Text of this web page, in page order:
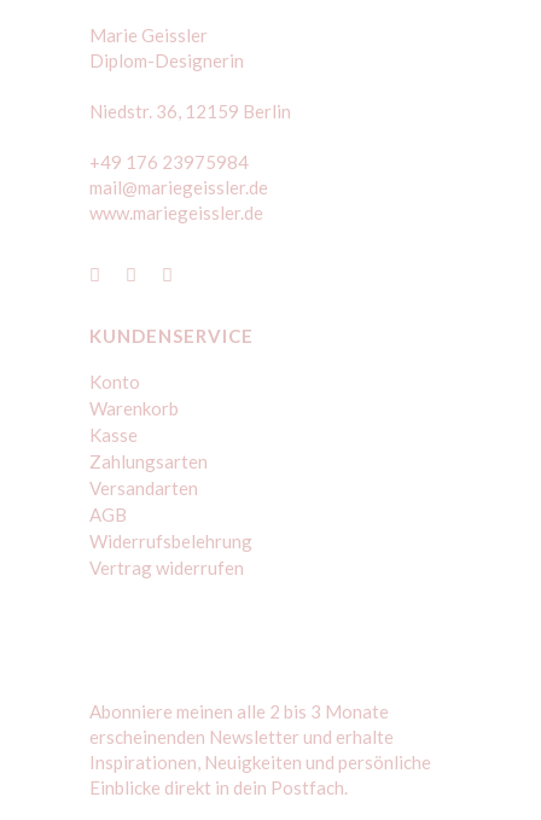
Marie Geissler
Diplom-Designerin
Niedstr. 36, 12159 Berlin
+49 176 23975984
mail@mariegeissler.de
www.mariegeissler.de
KUNDENSERVICE
Konto
Warenkorb
Kasse
Zahlungsarten
Versandarten
AGB
Widerrufsbelehrung
Vertrag widerrufen
Abonniere meinen alle 2 bis 3 Monate
erscheinenden Newsletter und erhalte
Inspirationen, Neuigkeiten und persönliche
Einblicke direkt in dein Postfach.